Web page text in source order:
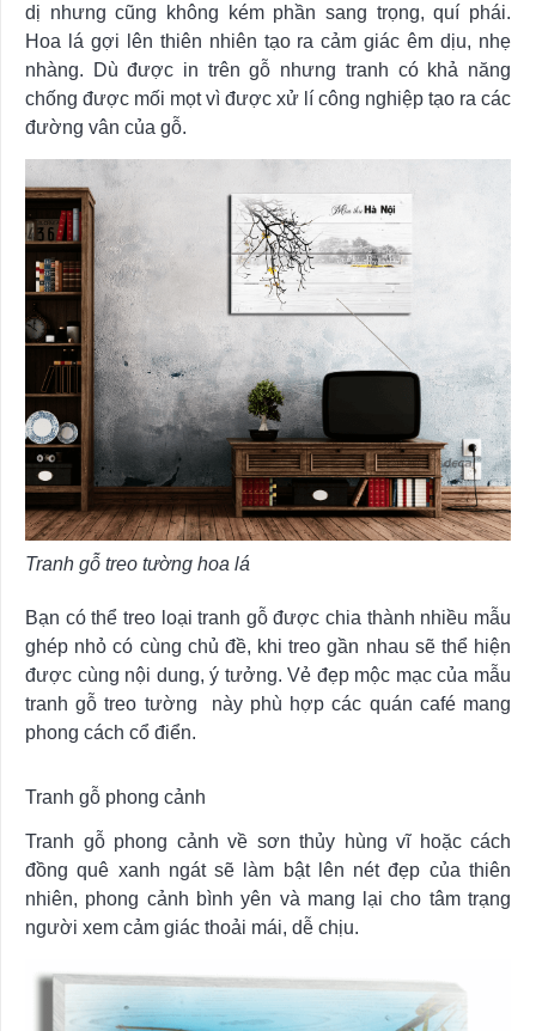
dị nhưng cũng không kém phần sang trọng, quí phái.
Hoa lá gợi lên thiên nhiên tạo ra cảm giác êm dịu, nhẹ
nhàng. Dù được in trên gỗ nhưng tranh có khả năng
chống được mối mọt vì được xử lí công nghiệp tạo ra các
đường vân của gỗ.
Tranh gỗ treo tường hoa lá
Bạn có thể treo loại tranh gỗ được chia thành nhiều mẫu
ghép nhỏ có cùng chủ đề, khi treo gần nhau sẽ thể hiện
được cùng nội dung, ý tưởng. Vẻ đẹp mộc mạc của mẫu
tranh gỗ treo tường này phù hợp các quán café mang
phong cách cổ điển.
Tranh gỗ phong cảnh
Tranh gỗ phong cảnh về sơn thủy hùng vĩ hoặc cách
đồng quê xanh ngát sẽ làm bật lên nét đẹp của thiên
nhiên, phong cảnh bình yên và mang lại cho tâm trạng
người xem cảm giác thoải mái, dễ chịu.